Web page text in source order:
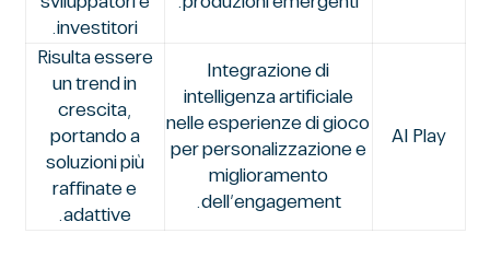
investitori.
AI Play
Integrazione di
intelligenza artificiale
nelle esperienze di gioco
per personalizzazione e
miglioramento
dell’engagement.
Risulta essere
un trend in
crescita,
portando a
soluzioni più
raffinate e
adattive.